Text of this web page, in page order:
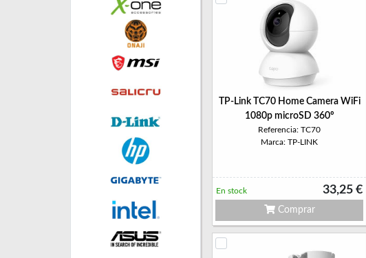
TP-Link TC70 Home Camera WiFi
1080p microSD 360º
Referencia: TC70
Marca: TP-LINK
33,25 €
En stock
Comprar